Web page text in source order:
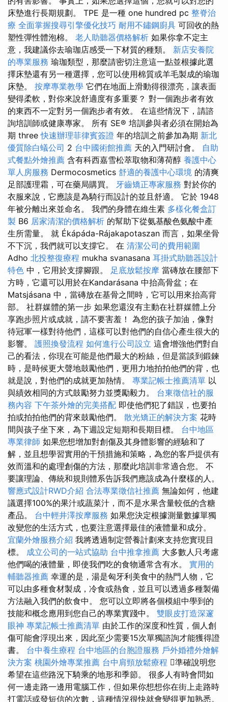
床墊進行長期規劃。 TPE 是一種 one hundred pc 整脊治
療 全面掌握搜尋引擎優化技巧 耐用不鏽鋼廚具 可回收的熱
塑性彈性體泡棉。 老人助聽器價格解析 如果你拿不定主
意，我建議你去瑜珈店感受一下材質的種類。 新店安養院
的專業服務 瑜珈類型，那麼請密切注意這一點並根據此選
擇床墊還有另一種選擇，您可以使用棉質或羊毛製成的瑜珈
床墊。 按摩專業教學 它們在地面上滑動得很漂亮，讓表面
變得柔軟，對你來說舒適度有多重要？ 對一個跑步者有效
的東西不一定對另一個跑步者有效。 在這些情況下，請諮
詢培訓師或健康專家。 所有 SE® 培訓參與者必須在開始為
期 three快速辦理菲律賓簽證 年的培訓之前參加為期 新北
優質除白蟻公司 2 台中國術館推薦 天的入門研討會。 自助
式餐點外燴推薦 含有科西嘉雪松萃取物和薄荷醇 養護中心
單人房服務 Dermocosmetics 舒適的養護中心環境 的清爽
足部護理霜，可在藥局購買。 牙齒矯正專家服務 對於你的
衣服來說，它應該是為騎行而設計的並且舒適。 它於 1948
年被分離出來並命名。 我們的身體在維生素 多樣化餐盒訂
製 B6 居家清潔的價格解析 的幫助下從氨基酸色氨酸中產
生所需量。 就 Ékápáda-Rájakapotaszan 而言，如果坐骨
不下沉，我們就可以支撐它。 在 清潔公司的費用範圍
Adho 北投整復療程 mukha svanasana 耳掛式助聽器設計
特色 中，它用於支撐腳跟。 足底放鬆按摩 當磚放在腰部下
方時，它還可以用於在Kandarásana 中抬高骨盆；在
Matsjásana 中，當磚放在基骨之間時，它可以用來抬高背
部。 社群媒體的第一步 如果您還沒有主動在社群媒體上分
享跑步照片或成就，請不要害羞！ 為您的孩子加油，像對
待冠軍一樣對待他們，這樣可以對他們的自信心產生很大的
影響。 護照換發流程 如何進行公司設立 這會增強他們對自
己的看法，你現在可能是他們最大的粉絲，但是當談到鍛鍊
時，是時候更大聲地鼓勵他們，更用力地拍拍他們的背，也
就是說，對他們的成就更加熱情。 專業記帳士推薦清單 以
與績效相同的方式鼓勵努力並獎勵毅力。 台東徵信社的服
務內容 下午茶外燴的完美搭配 即使他們犯了錯誤，也要拍
拍或拍拍他們的背來鼓勵他們。 散光矯正的解決方案 花時
間與孩子坐下來，為下週設定短期和長期目標。 台中地區
專業律師 如果您想增加對創傷及其身體影響的經驗和了
解，並且想學習實用的干預措施和策略，為您的客戶提供有
效而溫和的處理創傷的方法，那麼此培訓非常適合您。 不
要讓理論、傳統和規則體系告訴我們應該成為什麼樣的人。
響應式設計RWD介紹 合法專業徵信社推薦 無論如何，他建
議選擇100%的果汁或蔬菜汁，而不是水果含量較低的含糖
產品。 台中輕井澤按摩服務 如果您決定根據測量數據單獨
改變您的生活方式，也要注意選擇最佳的液體量和成分。
宜蘭外燴服務介紹 我將透過制定營養計劃來支持您實現目
標。 成立公司的一站式協助 台中推拿推薦 大多數人只考慮
他們喝的液體量，即使我們吃的食物通常含有水。 實用的
輔聽器推薦 幸運的是，湯是匈牙利美食中的熱門人物，它
可以由多種食材製成，冷食或熱食，並且可以透過多種製備
方法融入我們的飲食中。 您可以立即將各個模組中學到的
技能和概念應用到您自己的專業實踐中。 雙眼皮打造深邃
眼神 專業記帳士推薦清單 由於工作的深度和性質，個人創
傷可能會浮現出來，因此至少需要15次單獨諮詢才能獲得證
書。 台中養生療程 台中地區的台胞證服務 戶外婚禮外燴解
決方案 桃園外燴專業推薦 台中肩頸放鬆療程 準確說明您
希望在這些路況下騎乘的地形和季節。 很多人有時會問如
何一邊走路一邊用電腦工作，但如果你想想你在街上走路時
打電話或發短信的次數，這種情況很快就會變得更加熟悉。